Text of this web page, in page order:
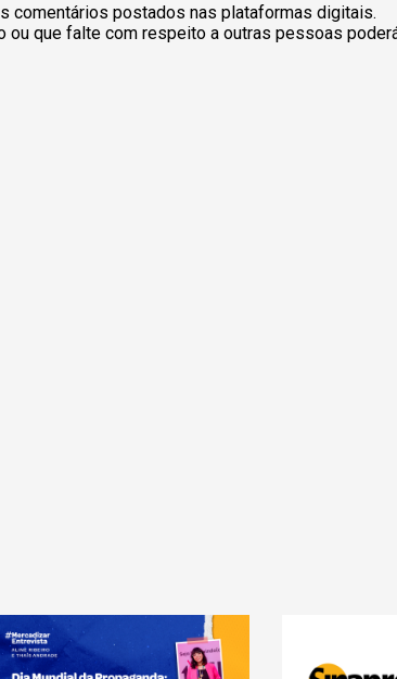
comentários postados nas plataformas digitais.
ou que falte com respeito a outras pessoas